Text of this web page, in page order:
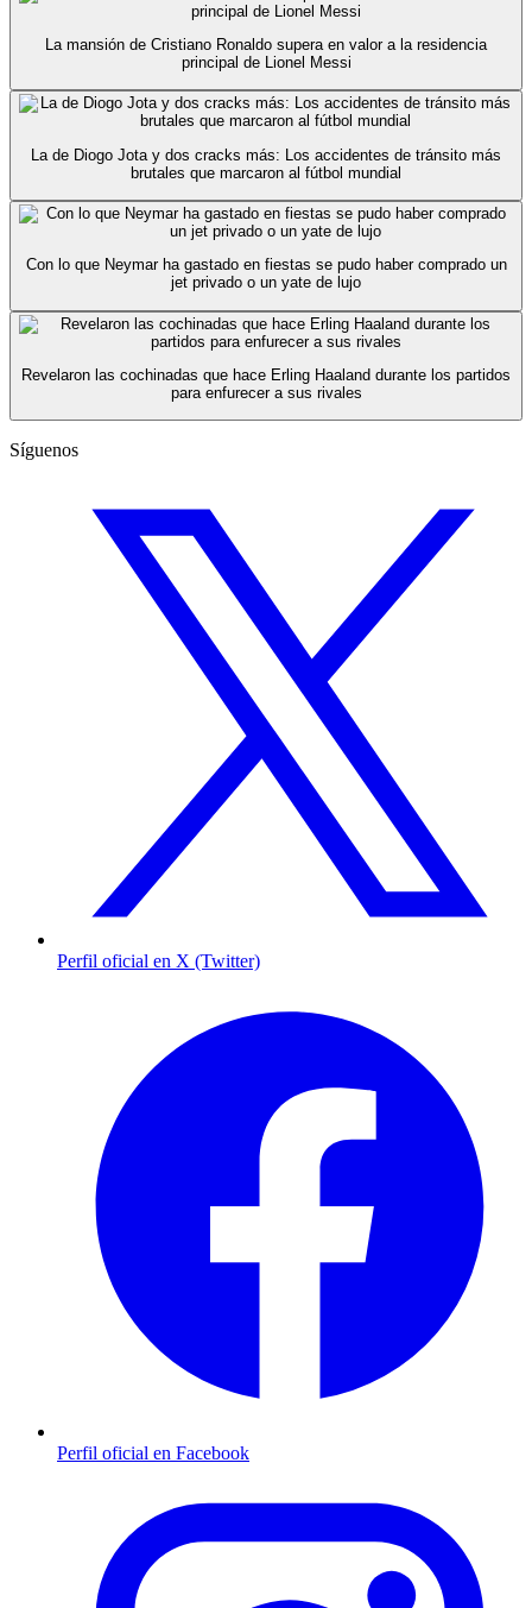
La mansión de Cristiano Ronaldo supera en valor a la residencia
principal de Lionel Messi
La de Diogo Jota y dos cracks más: Los accidentes de tránsito más
brutales que marcaron al fútbol mundial
Con lo que Neymar ha gastado en fiestas se pudo haber comprado un
jet privado o un yate de lujo
Revelaron las cochinadas que hace Erling Haaland durante los partidos
para enfurecer a sus rivales
Síguenos
Perfil oficial en X (Twitter)
Perfil oficial en Facebook